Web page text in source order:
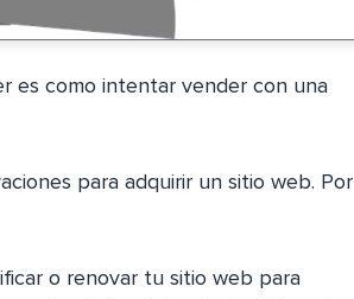
es como intentar vender con una
para adquirir un sitio web. Por
o renovar tu sitio web para